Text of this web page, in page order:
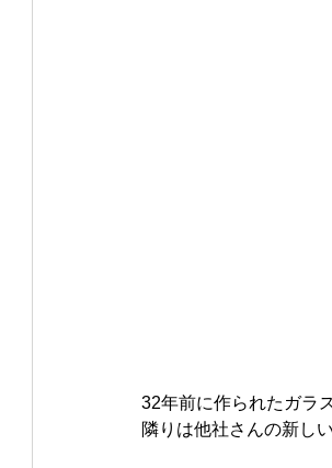
32年前に作られたガラ
隣りは他社さんの新し